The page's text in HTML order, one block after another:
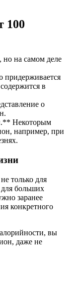
100
но на самом деле
придерживается
в
о
Некоторым
например, при
только для
для больших
заранее
конкретного
вы
даже не